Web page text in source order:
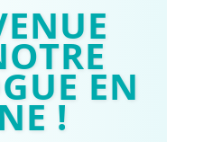
EN
!